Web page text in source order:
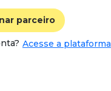
parceiro
Acesse a plataforma